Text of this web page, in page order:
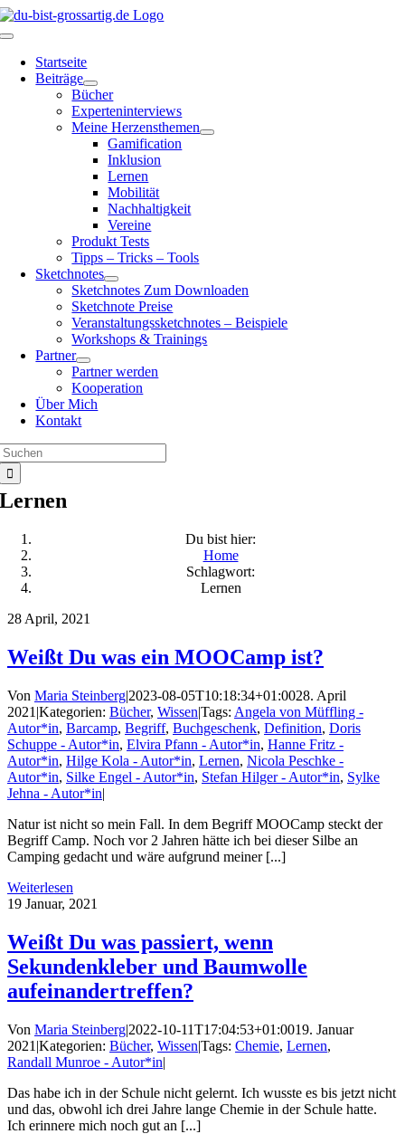
Zum
Inhalt
Toggle
NavigationStartseite
Beiträge
Bücher
Experteninterviews
Meine Herzensthemen
Gamification
Inklusion
Lernen
Mobilität
Nachhaltigkeit
Vereine
Produkt Tests
Tipps – Tricks – Tools
Sketchnotes
Sketchnotes Zum Downloaden
Sketchnote Preise
Veranstaltungssketchnotes – Beispiele
Workshops & Trainings
Partner
Partner werden
Kooperation
Über Mich
Kontakt
Lernen
Du bist hier:
Home
Schlagwort:
Lernen
28 April, 2021
Weißt Du was ein MOOCamp ist?
Von Maria Steinberg|2023-08-05T10:18:34+01:0028. April
2021 |Kategorien: Bücher, Wissen|Tags: Angela von Müffling -
Autor*in, Barcamp, Begriff, Buchgeschenk, Definition, Doris
Schuppe - Autor*in, Elvira Pfann - Autor*in, Hanne Fritz -
Autor*in, Hilge Kola - Autor*in, Lernen, Nicola Peschke -
Autor*in, Silke Engel - Autor*in, Stefan Hilger - Autor*in, Sylke
Jehna - Autor*in|
Natur ist nicht so mein Fall. In dem Begriff MOOCamp steckt der
Begriff Camp. Noch vor 2 Jahren hätte ich bei dieser Silbe an
Camping gedacht und wäre aufgrund meiner [...]
Weiterlesen
19 Januar, 2021
Weißt Du was passiert, wenn
Sekundenkleber und Baumwolle
aufeinandertreffen?
Von Maria Steinberg|2022-10-11T17:04:53+01:0019. Januar
2021 |Kategorien: Bücher, Wissen|Tags: Chemie, Lernen,
Randall Munroe - Autor*in|
Das habe ich in der Schule nicht gelernt. Ich wusste es bis jetzt nicht
und das, obwohl ich drei Jahre lange Chemie in der Schule hatte.
Ich erinnere mich noch gut an [...]